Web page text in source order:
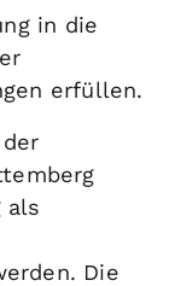
in die
erfüllen.
als
Die